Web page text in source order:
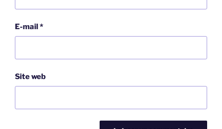
E-mail*
Site web